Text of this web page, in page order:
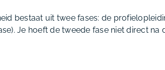
bestaat uit twee fases: de
Je hoeft de tweede fase niet direct na